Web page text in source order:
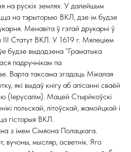
на рускіх землях. У далейшым
на тэрыторыю ВКЛ, дзе ім будзе
Менавіта ў гэтай друкарні ў
Статут ВКЛ. У 1619 г. Мялеціем
будзе выдадзена “Граматыка
падручнікам па
Варта таксама згадаць Мікалая
які выдаў кнігу аб апісанні сваёй
(Іерусалім). Мацей Стырйкоўскі
польскай, літоўскай, жамойцкай і
гісторыя ВКЛ.
з імем Сімяона Полацкага.
вучоны, мысляр, асветнік. Яго